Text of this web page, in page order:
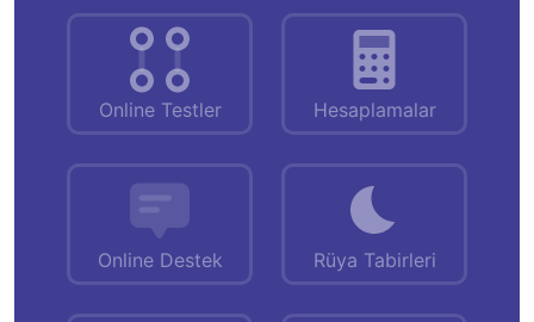
Online Testler Hesaplamalar
Online Destek Rüya Tabirleri